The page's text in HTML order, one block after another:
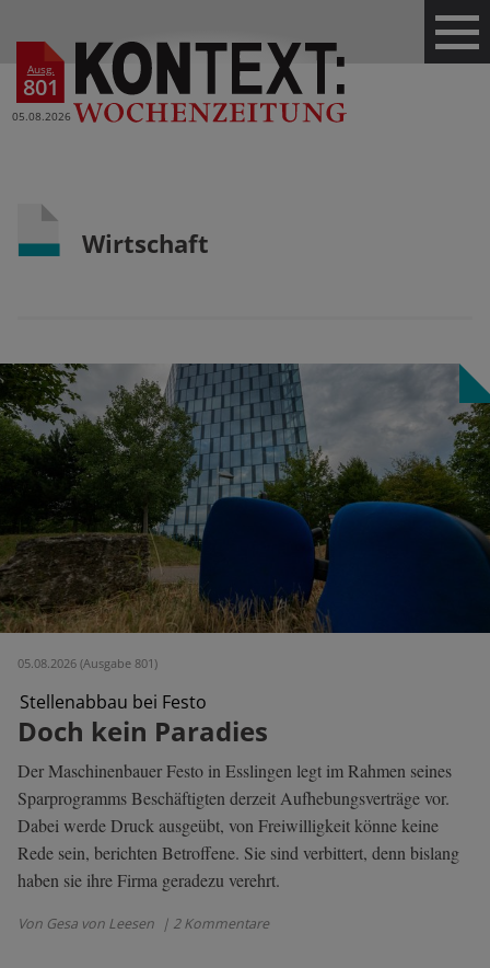
Ausg.
801
05.08.2026
Wirtschaft
05.08.2026 (Ausgabe 801)
Stellenabbau bei Festo
Doch kein Paradies
Der Maschinenbauer Festo in Esslingen legt im Rahmen seines
Sparprogramms Beschäftigten derzeit Aufhebungsverträge vor.
Dabei werde Druck ausgeübt, von Freiwilligkeit könne keine
Rede sein, berichten Betroffene. Sie sind verbittert, denn bislang
haben sie ihre Firma geradezu verehrt.
Von Gesa von Leesen | 2 Kommentare